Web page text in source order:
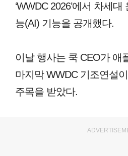
‘WWDC 2026’에서 차세
능(AI) 기능을 공개했다.
이날 행사는 쿡 CEO가 애
마지막 WWDC 기조연설
주목을 받았다.